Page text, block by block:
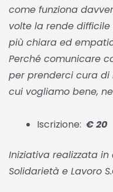
come funziona
volte la rende
più chiara ed
Perché comunicare
per prenderci cura di
cui vogliamo bene,
Iscrizione: € 20
Iniziativa realizzata
Solidarietà e Lavoro